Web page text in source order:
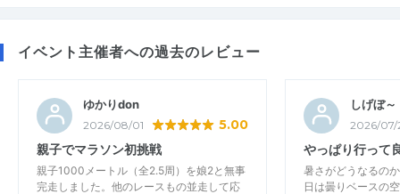
イベント主催者への過去のレビュー
ゆかりdon
2026/08/01 5.00
親子でマラソン初挑戦
親子1000メートル（全2.5周）を娘2と無事
完走しました。他のレースもの並走して応
しげぼ～
2026/07/
やっぱり行って
暑さがどうなるの
日は曇りベースの